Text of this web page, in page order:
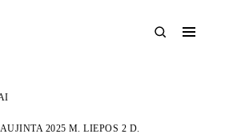
2025 M. LIEPOS 2 D.